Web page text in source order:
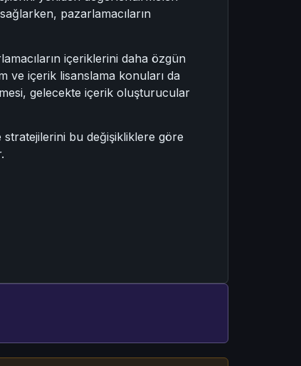
pazarlamacıların
içeriklerini daha özgün
ve içerik lisanslama konuları da
gelecekte içerik oluşturucular
stratejilerini bu değişikliklere göre